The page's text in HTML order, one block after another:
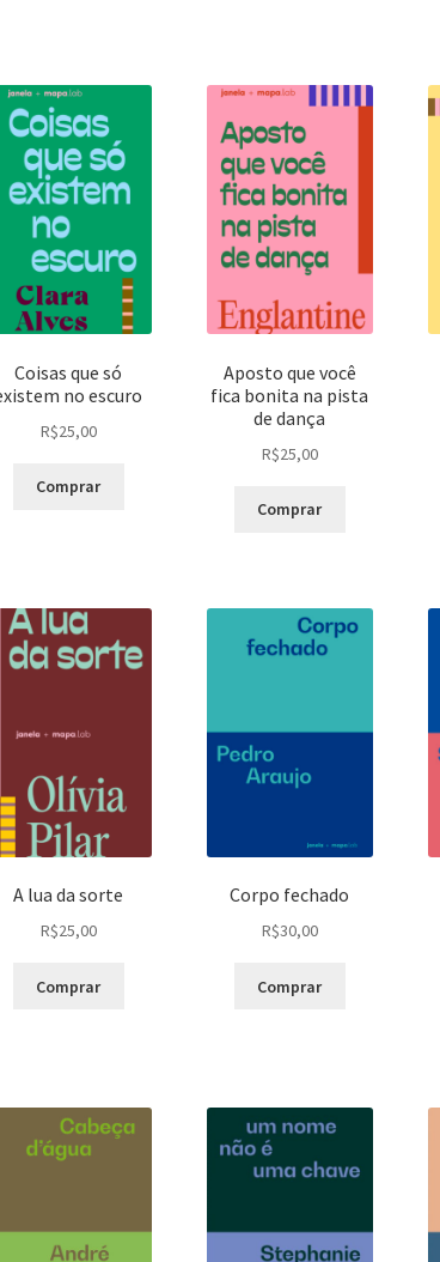
Coisas que só
no escuro
R$25,00
Comprar
Aposto que você
fica bonita na pista
de dança
R$25,00
Comprar
A lua da sorte
R$25,00
Comprar
Corpo fechado
R$30,00
Comprar